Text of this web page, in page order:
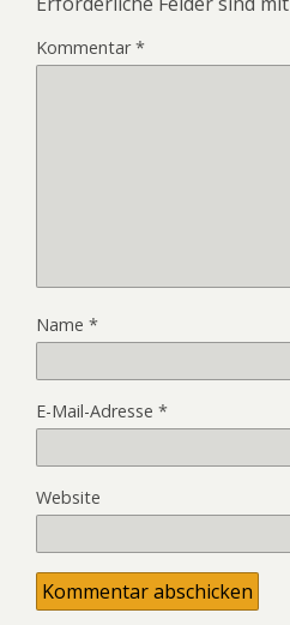
Kommentar*
Name *
E-Mail-Adresse *
Website